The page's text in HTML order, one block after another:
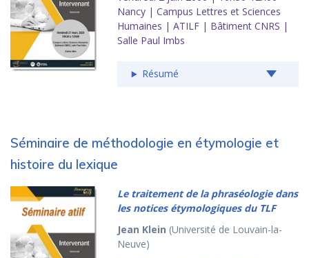
Nancy | Campus Lettres et Sciences
Humaines | ATILF | Bâtiment CNRS |
Salle Paul Imbs
Résumé
Séminaire de méthodologie en étymologie et
histoire du lexique
Le traitement de la phraséologie dans
les notices étymologiques du TLF
Jean Klein (Université de Louvain-la-
Neuve)